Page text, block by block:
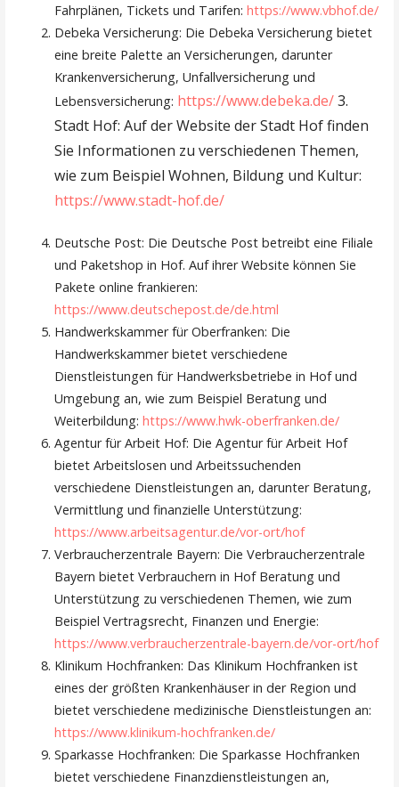
Fahrplänen, Tickets und Tarifen: https://www.vbhof.de/
Debeka Versicherung: Die Debeka Versicherung bietet
eine breite Palette an Versicherungen, darunter
Krankenversicherung, Unfallversicherung und
Lebensversicherung: https://www.debeka.de/3.
Stadt Hof: Auf der Website der Stadt Hof finden
Sie Informationen zu verschiedenen Themen,
wie zum Beispiel Wohnen, Bildung und Kultur:
https://www.stadt-hof.de/
Deutsche Post: Die Deutsche Post betreibt eine Filiale
und Paketshop in Hof. Auf ihrer Website können Sie
Pakete online frankieren:
https://www.deutschepost.de/de.html
Handwerkskammer für Oberfranken: Die
Handwerkskammer bietet verschiedene
Dienstleistungen für Handwerksbetriebe in Hof und
Umgebung an, wie zum Beispiel Beratung und
Weiterbildung: https://www.hwk-oberfranken.de/
Agentur für Arbeit Hof: Die Agentur für Arbeit Hof
bietet Arbeitslosen und Arbeitssuchenden
verschiedene Dienstleistungen an, darunter Beratung,
Vermittlung und finanzielle Unterstützung:
https://www.arbeitsagentur.de/vor-ort/hof
Verbraucherzentrale Bayern: Die Verbraucherzentrale
Bayern bietet Verbrauchern in Hof Beratung und
Unterstützung zu verschiedenen Themen, wie zum
Beispiel Vertragsrecht, Finanzen und Energie:
https://www.verbraucherzentrale-bayern.de/vor-ort/hof
Klinikum Hochfranken: Das Klinikum Hochfranken ist
eines der größten Krankenhäuser in der Region und
bietet verschiedene medizinische Dienstleistungen an:
https://www.klinikum-hochfranken.de/
Sparkasse Hochfranken: Die Sparkasse Hochfranken
bietet verschiedene Finanzdienstleistungen an,